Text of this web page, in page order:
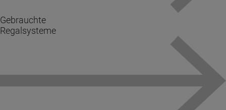
Gebrauchte
Regalsysteme